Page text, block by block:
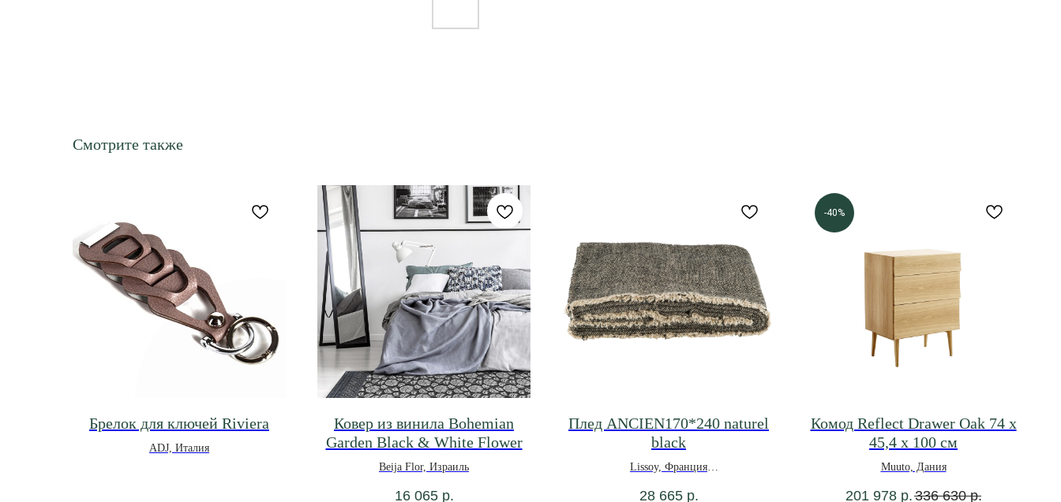
Смотрите также
Брелок для ключей Riviera
ADJ, Италия
Ковер из винила Bohemian
Garden Black & White Flower
Beija Flor, Израиль
16 065 р.
Плед ANCIEN170*240 naturel
black
Lissoy, Франция
28 665 р.
-40%
Комод Reflect Drawer Oak 74 x
45,4 x 100 см
Muuto, Дания
201 978 р.336 630 р.